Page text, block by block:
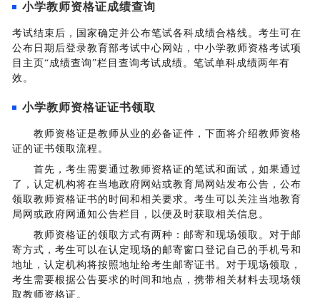
小学教师资格证成绩查询
考试结束后，国家确定并公布笔试各科成绩合格线。考生可在
公布日期后登录教育部考试中心网站，中小学教师资格考试项
目主页“成绩查询”栏目查询考试成绩。笔试单科成绩两年有
效。
小学教师资格证证书领取
教师资格证是教师从业的必备证件，下面将介绍教师资格
证的证书领取流程。
首先，考生需要通过教师资格证的笔试和面试，如果通过
了，认定机构将在当地政府网站或教育局网站发布公告，公布
领取教师资格证书的时间和相关要求。考生可以关注当地教育
局网或政府网通知公告栏目，以便及时获取相关信息。
教师资格证的领取方式有两种：邮寄和现场领取。对于邮
寄方式，考生可以在认定现场的邮寄窗口登记自己的手机号和
地址，认定机构将按照地址给考生邮寄证书。对于现场领取，
考生需要根据公告要求的时间和地点，携带相关材料去现场领
取教师资格证。